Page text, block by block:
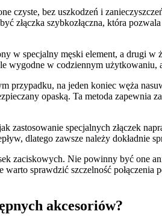
czyste, bez uszkodzeń i
złączka szybkozłączna, która
w specjalny męski element, a drugi
w codziennym użytkowaniu,
na jeden koniec węża
opaską. Ta metoda zapewnia
specjalnych złączek
dlatego zawsze należy dokładnie
zaciskowych. Nie powinny być one
sprawdzić szczelność
akcesoriów?